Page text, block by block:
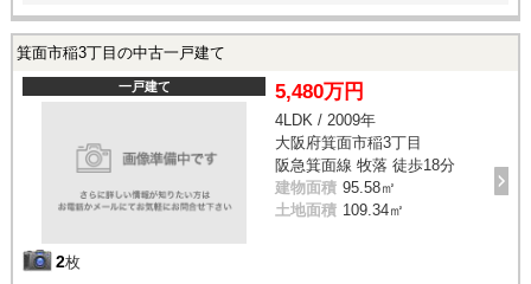
箕面市稲3丁目の中古一戸建て
一戸建て
2枚
5,480万円
4LDK / 2009年
大阪府箕面市稲3丁目
阪急箕面線 牧落 徒歩18分
建物面積 95.58㎡
土地面積 109.34㎡